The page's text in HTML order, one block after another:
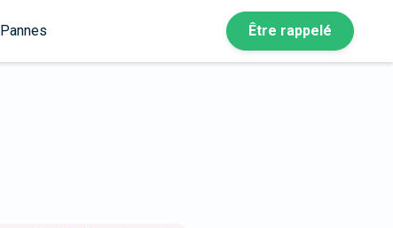
Pannes Être rappelé